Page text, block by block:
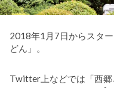
2018年1月7日からスタ
どん」。
Twitter上などでは「西